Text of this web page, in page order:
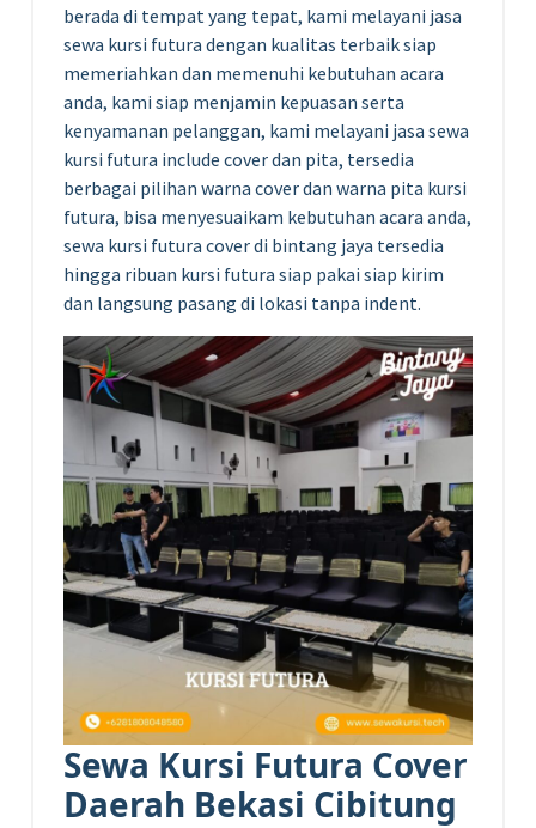
berada di tempat yang tepat, kami melayani jasa
sewa kursi futura dengan kualitas terbaik siap
memeriahkan dan memenuhi kebutuhan acara
anda, kami siap menjamin kepuasan serta
kenyamanan pelanggan, kami melayani jasa sewa
kursi futura include cover dan pita, tersedia
berbagai pilihan warna cover dan warna pita kursi
futura, bisa menyesuaikam kebutuhan acara anda,
sewa kursi futura cover di bintang jaya tersedia
hingga ribuan kursi futura siap pakai siap kirim
dan langsung pasang di lokasi tanpa indent.
Sewa Kursi Futura Cover
Daerah Bekasi Cibitung